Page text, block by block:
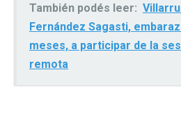
También podés leer:
Fernández Sagasti,
meses, a participar de la
remota